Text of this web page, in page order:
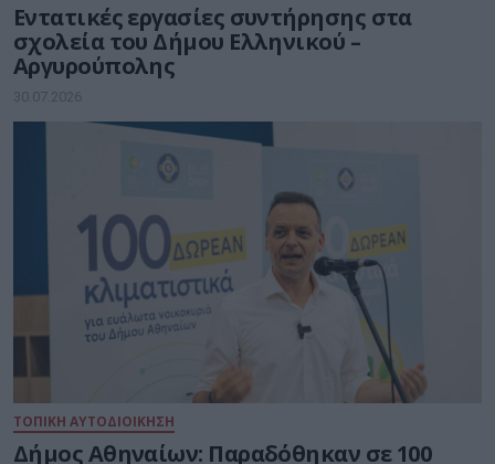
Εντατικές εργασίες συντήρησης στα
σχολεία του Δήμου Ελληνικού –
Αργυρούπολης
30.07.2026
ΤΟΠΙΚΗ ΑΥΤΟΔΙΟΙΚΗΣΗ
Δήμος Αθηναίων: Παραδόθηκαν σε 100